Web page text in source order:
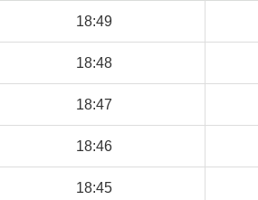
18:49
18:48
18:47
18:46
18:45